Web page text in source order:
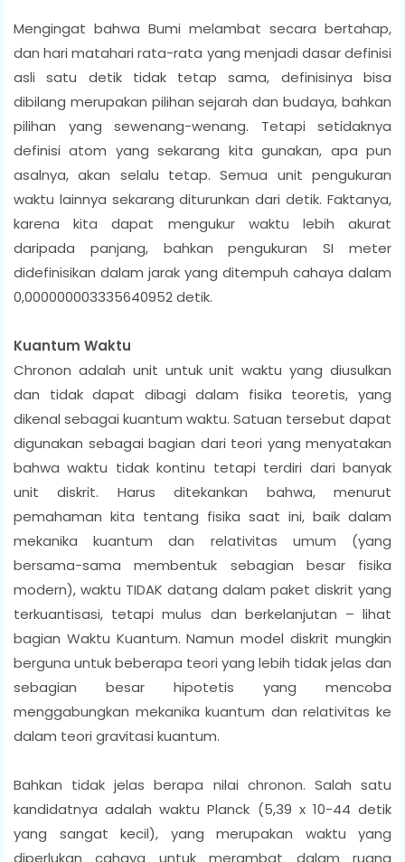
Mengingat bahwa Bumi melambat secara bertahap,
dan hari matahari rata-rata yang menjadi dasar definisi
asli satu detik tidak tetap sama, definisinya bisa
dibilang merupakan pilihan sejarah dan budaya, bahkan
pilihan yang sewenang-wenang. Tetapi setidaknya
definisi atom yang sekarang kita gunakan, apa pun
asalnya, akan selalu tetap. Semua unit pengukuran
waktu lainnya sekarang diturunkan dari detik. Faktanya,
karena kita dapat mengukur waktu lebih akurat
daripada panjang, bahkan pengukuran SI meter
didefinisikan dalam jarak yang ditempuh cahaya dalam
0,000000003335640952 detik.
Kuantum Waktu
Chronon adalah unit untuk unit waktu yang diusulkan
dan tidak dapat dibagi dalam fisika teoretis, yang
dikenal sebagai kuantum waktu. Satuan tersebut dapat
digunakan sebagai bagian dari teori yang menyatakan
bahwa waktu tidak kontinu tetapi terdiri dari banyak
unit diskrit. Harus ditekankan bahwa, menurut
pemahaman kita tentang fisika saat ini, baik dalam
mekanika kuantum dan relativitas umum (yang
bersama-sama membentuk sebagian besar fisika
modern), waktu TIDAK datang dalam paket diskrit yang
terkuantisasi, tetapi mulus dan berkelanjutan – lihat
bagian Waktu Kuantum. Namun model diskrit mungkin
berguna untuk beberapa teori yang lebih tidak jelas dan
sebagian besar hipotetis yang mencoba
menggabungkan mekanika kuantum dan relativitas ke
dalam teori gravitasi kuantum.
Bahkan tidak jelas berapa nilai chronon. Salah satu
kandidatnya adalah waktu Planck (5,39 x 10-44 detik
yang sangat kecil), yang merupakan waktu yang
diperlukan cahaya untuk merambat dalam ruang